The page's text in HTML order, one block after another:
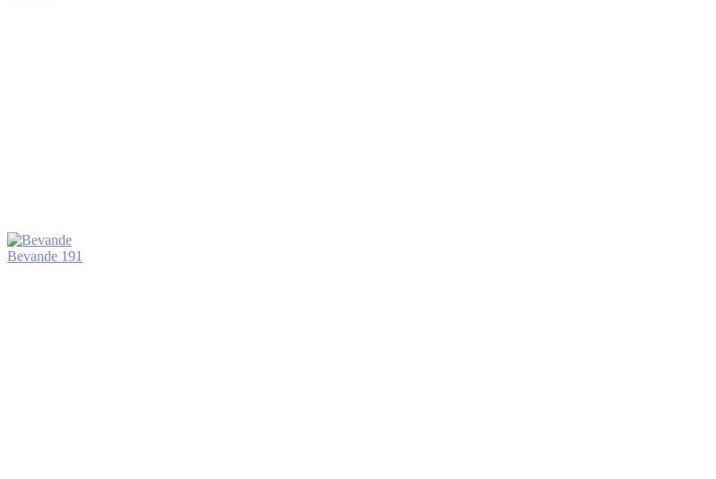
Bevande 191